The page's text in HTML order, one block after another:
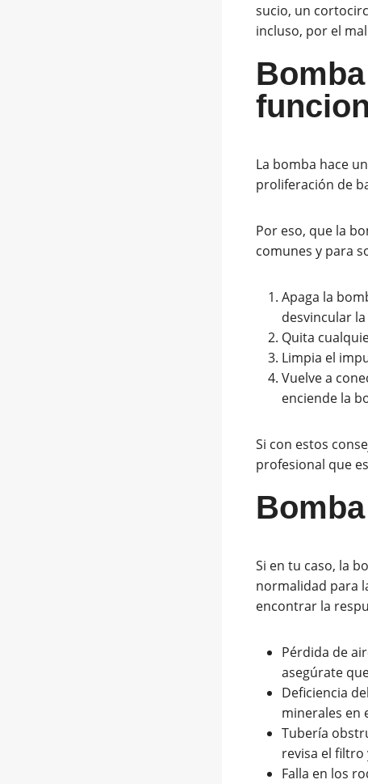
sucio, un
incluso, por el
La bomba hace
proliferación de
Por eso, que la
comunes y para
Apaga la
desvincular
Quita
Limpia el
Vuelve a
enciende la
Si con estos
profesional que
Si en tu caso, la
normalidad para
encontrar la
Pérdida de
asegúrate
Deficiencia
minerales en
Tubería
revisa el
Falla en los